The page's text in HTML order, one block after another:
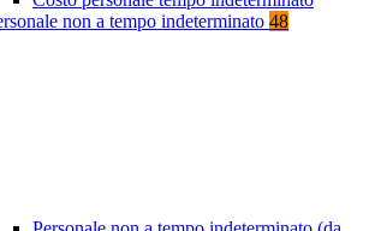
non a tempo indeterminato 48